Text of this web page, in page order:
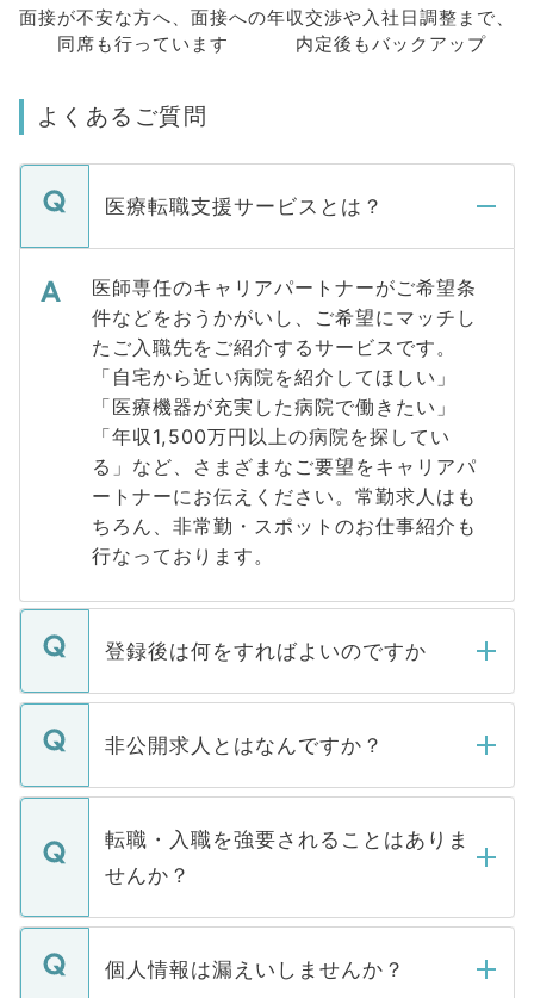
面接が不安な方へ、 面接への
同席も行っています
年収交渉や入社日調整まで、
内定後もバックアップ
よくあるご質問
医療転職支援サービスとは？
医師専任のキャリアパートナーがご希望条
件などをおうかがいし、ご希望にマッチし
たご入職先をご紹介するサービスです。
「自宅から近い病院を紹介してほしい」
「医療機器が充実した病院で働きたい」
「年収1,500万円以上の病院を探してい
る」など、さまざまなご要望をキャリアパ
ートナーにお伝えください。常勤求人はも
ちろん、非常勤・スポットのお仕事紹介も
行なっております。
登録後は何をすればよいのですか
ご登録いただきましたら、弊社担当者がご
登録内容を確認し、その後メールもしくは
ます。通常、5営業日以内にはご連絡をせて
いただきますので、しばらくお待ちくださ
い。
非公開求人とはなんですか？
マイナビDOCTORで取り扱っている求人の
うち約3割は、Webサイトからご覧いただ
けない「非公開求人」です。非公開求人は
下記の理由によって、一般には公開してい
ません。
■応募殺到を避けるため 人気のある医療機
転職・入職を強要されることはありま
せんか？
転職・入職を強要することは一切ありませ
ん。また、仮に応募先から内定をいただい
個人情報は漏えいしませんか？